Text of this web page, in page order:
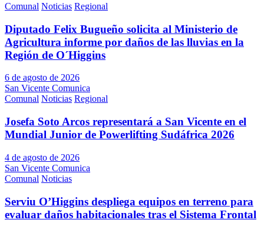
Comunal Noticias Regional
Diputado Felix Bugueño solicita al Ministerio de
Agricultura informe por daños de las lluvias en la
Región de O´Higgins
6 de agosto de 2026
San Vicente Comunica
Comunal Noticias Regional
Josefa Soto Arcos representará a San Vicente en el
Mundial Junior de Powerlifting Sudáfrica 2026
4 de agosto de 2026
San Vicente Comunica
Comunal Noticias
Serviu O’Higgins despliega equipos en terreno para
evaluar daños habitacionales tras el Sistema Frontal